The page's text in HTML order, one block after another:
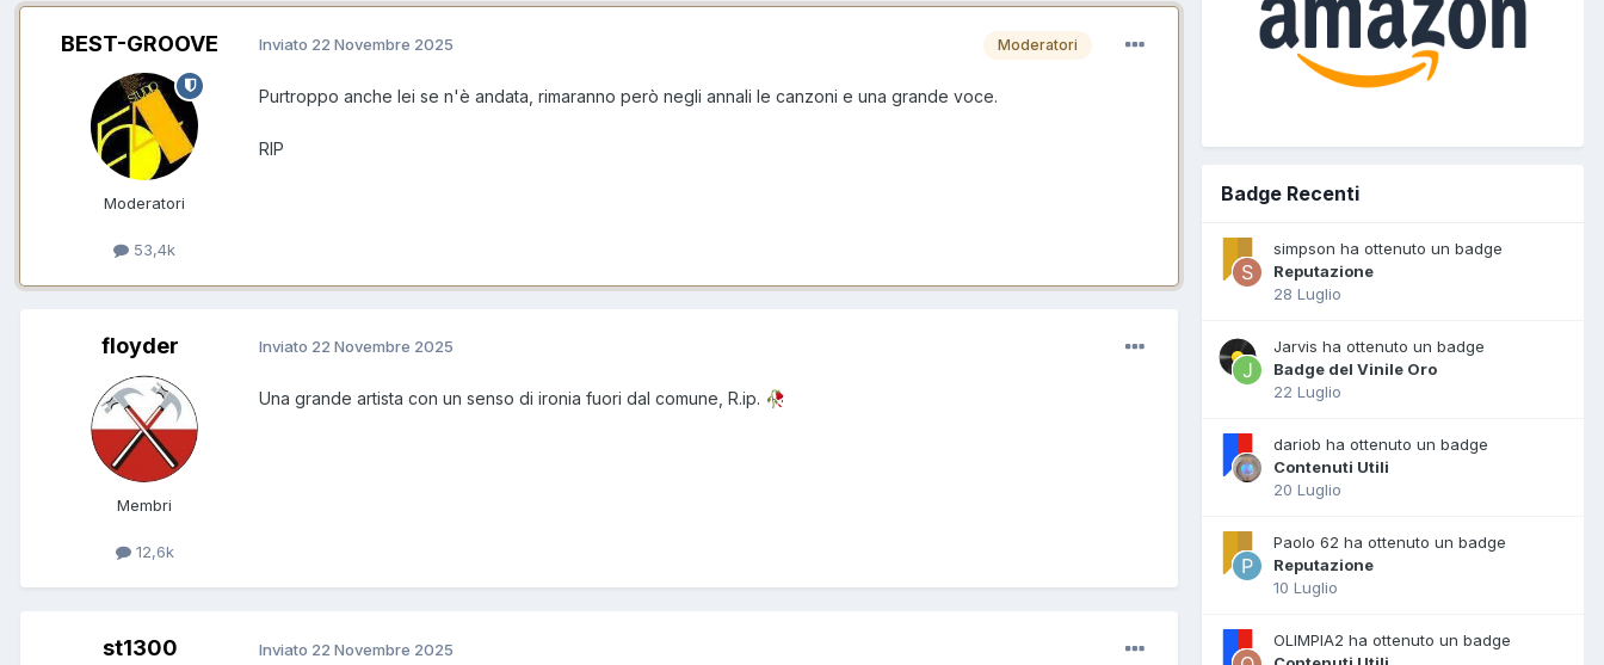
BEST-GROOVE
Moderatori
53,4k
Moderatori
Inviato 22 Novembre 2025
Purtroppo anche lei se n'è andata, rimaranno però negli annali le canzoni e una grande voce.
RIP
floyder
Membri
12,6k
Inviato 22 Novembre 2025
Una grande artista con un senso di ironia fuori dal comune, R.ip. 🥀
st1300 Inviato 22 Novembre 2025
Badge Recenti
simpson ha ottenuto un badge
Reputazione
28 Luglio
Jarvis ha ottenuto un badge
Badge del Vinile Oro
22 Luglio
dariob ha ottenuto un badge
Contenuti Utili
20 Luglio
Paolo 62 ha ottenuto un badge
Reputazione
10 Luglio
OLIMPIA2 ha ottenuto un badge